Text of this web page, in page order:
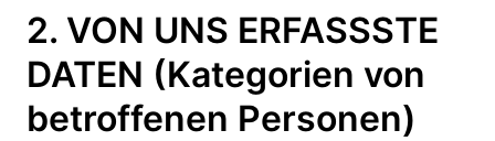
2. VON UNS ERFASSSTE
DATEN (Kategorien von
betroffenen Personen)